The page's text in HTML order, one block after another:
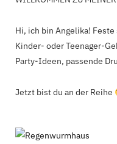
Hi, ich bin Angelika!
Kinder- oder Teenager-
Party-Ideen, passende
Jetzt bist du an der Reihe